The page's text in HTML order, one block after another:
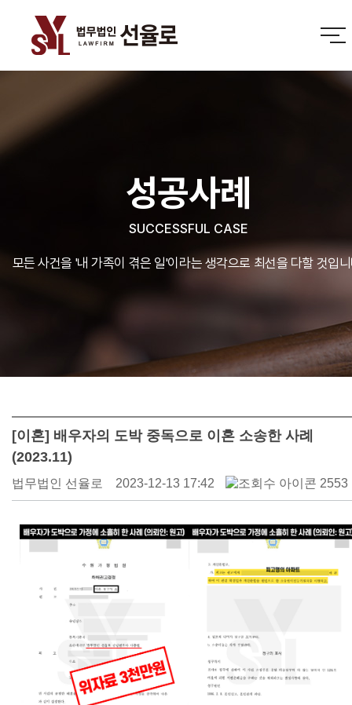
성공사례
SUCCESSFUL CASE
모든 사건을 '내 가족이 겪은 일'이라는 생각으로 최선을 다할 것입
[이혼] 배우자의 도박 중독으로 이혼 소송한 사례
(2023.11)
법무법인 선율로 2023-12-13 17:42 2553